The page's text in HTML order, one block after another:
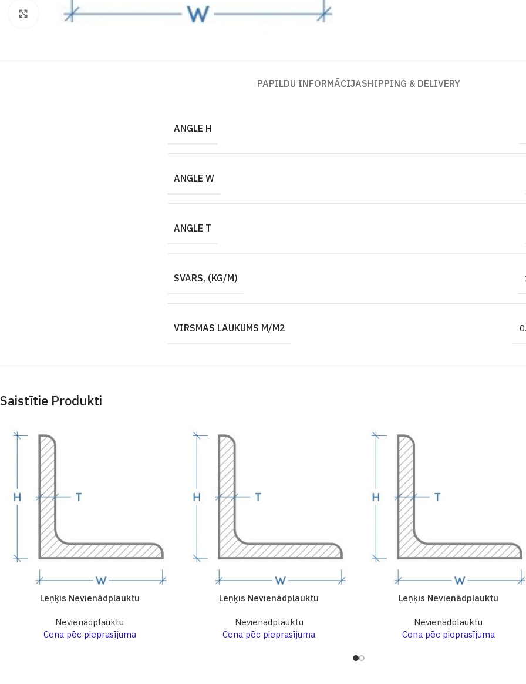
Click to enlarge
PAPILDU INFORMĀCIJASHIPPING & DELIVERY
ANGLE H
ANGLE W
ANGLE T
SVARS, (KG/M)
VIRSMAS LAUKUMS M/M2
Saistītie Produkti
Leņķis Nevienādplauktu
Nevienādplauktu
Cena pēc pieprasījuma
Leņķis Nevienādplauktu
Nevienādplauktu
Cena pēc pieprasījuma
Leņķis Nevienādplauktu
Nevienādplauktu
Cena pēc pieprasījuma